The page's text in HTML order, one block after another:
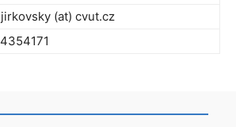
(at) cvut.cz